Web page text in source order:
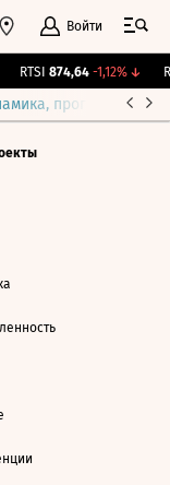
Войти
RTSI 874,64 -1,12%↓
прогнозы